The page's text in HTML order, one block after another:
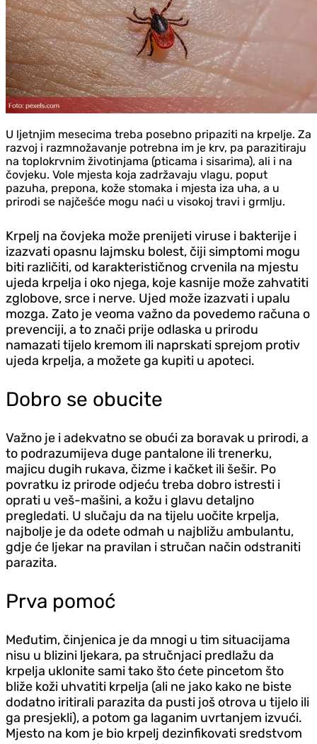
U ljetnjim mesecima treba posebno pripaziti na krpelje. Za
razvoj i razmnožavanje potrebna im je krv, pa parazitiraju
na toplokrvnim životinjama (pticama i sisarima), ali i na
čovjeku. Vole mjesta koja zadržavaju vlagu, poput
pazuha, prepona, kože stomaka i mjesta iza uha, a u
prirodi se najčešće mogu naći u visokoj travi i grmlju.
Krpelj na čovjeka može prenijeti viruse i bakterije i
izazvati opasnu lajmsku bolest, čiji simptomi mogu
biti različiti, od karakterističnog crvenila na mjestu
ujeda krpelja i oko njega, koje kasnije može zahvatiti
zglobove, srce i nerve. Ujed može izazvati i upalu
mozga. Zato je veoma važno da povedemo računa o
prevenciji, a to znači prije odlaska u prirodu
namazati tijelo kremom ili naprskati sprejom protiv
ujeda krpelja, a možete ga kupiti u apoteci.
Dobro se obucite
Važno je i adekvatno se obući za boravak u prirodi, a
to podrazumijeva duge pantalone ili trenerku,
majicu dugih rukava, čizme i kačket ili šešir. Po
povratku iz prirode odjeću treba dobro istresti i
oprati u veš-mašini, a kožu i glavu detaljno
pregledati. U slučaju da na tijelu uočite krpelja,
najbolje je da odete odmah u najbližu ambulantu,
gdje će ljekar na pravilan i stručan način odstraniti
parazita.
Prva pomoć
Međutim, činjenica je da mnogi u tim situacijama
nisu u blizini ljekara, pa stručnjaci predlažu da
krpelja uklonite sami tako što ćete pincetom što
bliže koži uhvatiti krpelja (ali ne jako kako ne biste
dodatno iritirali parazita da pusti još otrova u tijelo ili
ga presjekli), a potom ga laganim uvrtanjem izvući.
Mjesto na kom je bio krpelj dezinfikovati sredstvom